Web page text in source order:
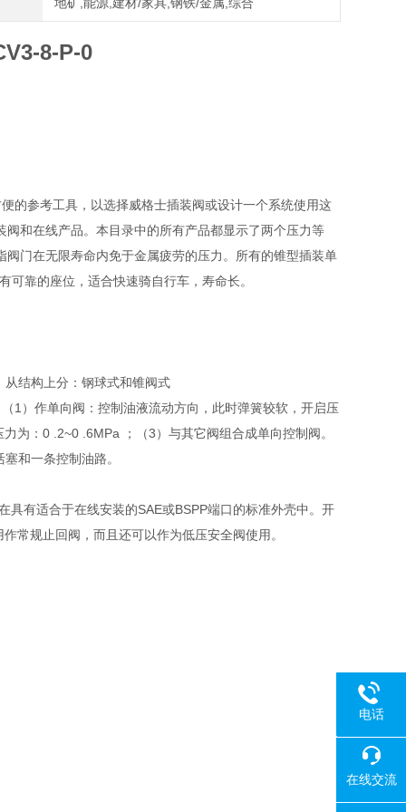
8-P-0
的参考工具，以选择威格士插装阀或设计一个系统使用这
和在线产品。本目录中的所有产品都显示了两个压力等
门在无限寿命内免于金属疲劳的压力。所有的锥型插装单
靠的座位，适合快速骑自行车，寿命长。
结构上分：钢球式和锥阀式
1）作单向阀：控制油液流动方向，此时弹簧较软，开启压
为：0 .2~0 .6MPa ；（3）与其它阀组合成单向控制阀。
和一条控制油路。
有适合于在线安装的SAE或BSPP端口的标准外壳中。开
常规止回阀，而且还可以作为低压安全阀使用。
电话
在线交流